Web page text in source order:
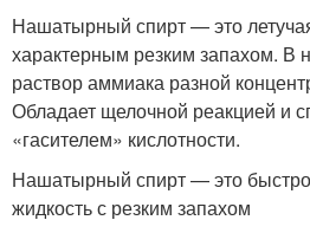
Нашатырный спирт — это
характерным резким запахом. В
раствор аммиака разной
Обладает щелочной реакцией и
«гасителем» кислотности.
Нашатырный спирт — это
жидкость с резким запахом